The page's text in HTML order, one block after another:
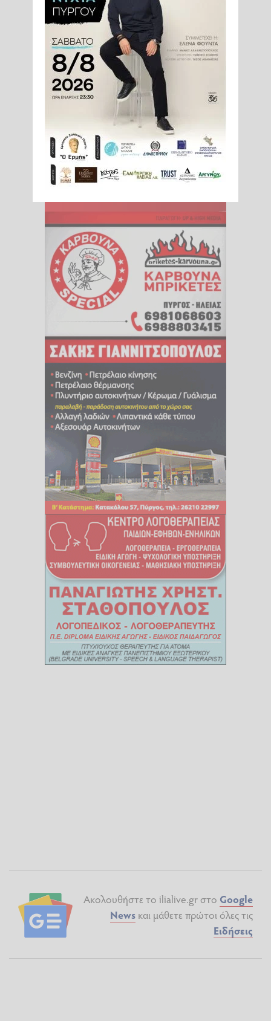
Ακολουθήστε το ilialive.gr στο Google
News και μάθετε πρώτοι όλες τις
Ειδήσεις